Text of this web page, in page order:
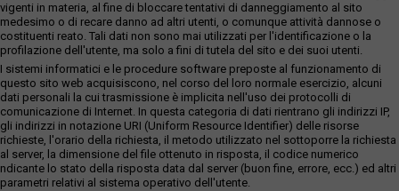
vigenti in materia, al fine di bloccare tentativi di danneggiamento al sito
medesimo o di recare danno ad altri utenti, o comunque attività dannose o
costituenti reato. Tali dati non sono mai utilizzati per l'identificazione o la
profilazione dell'utente, ma solo a fini di tutela del sito e dei suoi utenti.
I sistemi informatici e le procedure software preposte al funzionamento di
questo sito web acquisiscono, nel corso del loro normale esercizio, alcuni
dati personali la cui trasmissione è implicita nell'uso dei protocolli di
comunicazione di Internet. In questa categoria di dati rientrano gli indirizzi IP,
gli indirizzi in notazione URI (Uniform Resource Identifier) delle risorse
richieste, l'orario della richiesta, il metodo utilizzato nel sottoporre la richiesta
al server, la dimensione del file ottenuto in risposta, il codice numerico
ndicante lo stato della risposta data dal server (buon fine, errore, ecc.) ed altri
parametri relativi al sistema operativo dell'utente.